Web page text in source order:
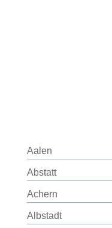
Aalen
Abstatt
Achern
Albstadt